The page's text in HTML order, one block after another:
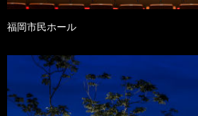
福岡市民ホール